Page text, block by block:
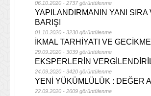
06.10.2020 - 2737 görüntülenme
YAPILANDIRMANIN YANI SIRA
BARIŞI
01.10.2020 - 3230 görüntülenme
İKMAL TARHİYATI VE GECİKME
29.09.2020 - 3039 görüntülenme
EKSPERLERİN
24.09.2020 - 3420 görüntülenme
YENİ YÜKÜMLÜLÜK : DEĞER
22.09.2020 - 2609 görüntülenme